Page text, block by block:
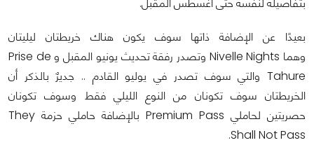
بعيدًا عن الإضافة ذاتها سوف يكون هناك خريطتان ليليتان
وهما Nivelle Nights وتصدر رفقة تحديث يونيو المقبل و Prise de
Tahure والتي سوف تصدر في يوليو القادم .. جديرٌ بالذكر أن
الخريطتان سوف تكونان من النوع الليلي فقط وسوف تكونان
حصريتين لحاملي Premium Pass بالإضافة حاملي حزمة They
Shall Not Pass.